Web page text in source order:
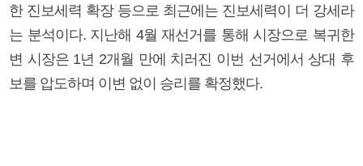
한 진보세력 확장 등으로 최근에는 진보세력이 더 강세라
는 분석이다. 지난해 4월 재선거를 통해 시장으로 복귀한
변 시장은 1년 2개월 만에 치러진 이번 선거에서 상대 후
보를 압도하며 이변 없이 승리를 확정했다.